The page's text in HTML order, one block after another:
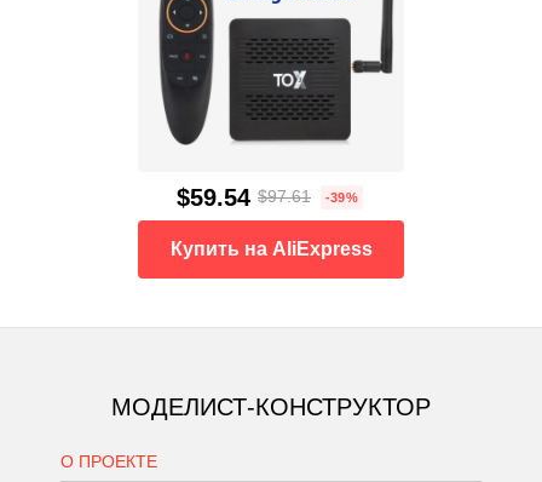
$59.54 $97.61 -39%
Купить на AliExpress
МОДЕЛИСТ-КОНСТРУКТОР
О ПРОЕКТЕ